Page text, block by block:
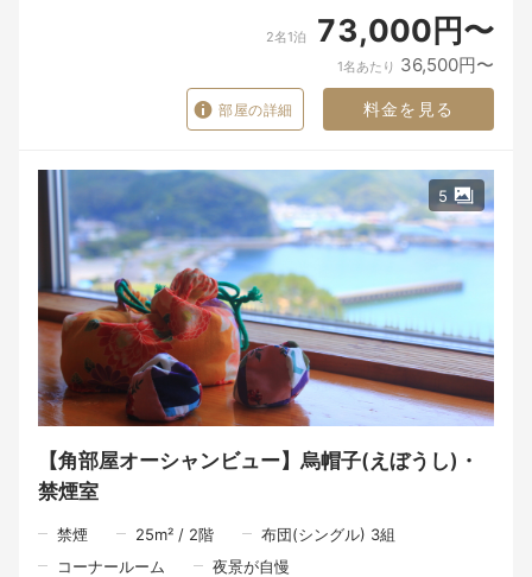
けれど、その恵みの向こうには、たくさんの人の手があります。
食材を運んでくれる人。
その日の魚や野菜と向き合いながら料理を仕上げる料理人。
そして、「ようこそ」とお迎えする私たち。
たくさんの人の手を通って、ようやく一皿の料理がお客様の前に
並びます。
食材や器は、目に見える「モノ」です。
けれど、その向こうにある人の想い、この北浦の景色、そして大
切な人と過ごす時間が重なったとき、料理はただのモノではな
く、心に残る「思い出」になるのだと思います。
潮香ノ宿 髙平屋が届けたいのは、料理だけではありません。
地元の人との何気ない会話。
そして、大切な人とゆっくり食事の時間を過ごすひとときです。
「また帰りたいね」と、いつかふと思い出していただける旅にな
れば、私たちにとってそれ以上の喜びはありません。
2名1泊 73,000円〜
1名あたり 36,500円〜
部屋の詳細 料金を見る
5
【角部屋オーシャンビュー】烏帽子(えぼうし)・
禁煙室
禁煙 25m² / 2階
布団(シングル) 3組
コーナールーム
夜景が自慢